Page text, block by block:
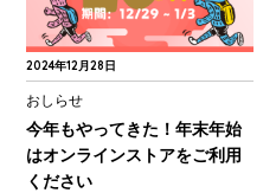
2024年12月28日
おしらせ
今年もやってきた！年末年始
はオンラインストアをご利用
ください